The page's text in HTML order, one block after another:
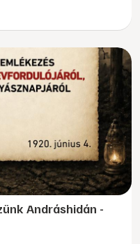
Andráshidán -